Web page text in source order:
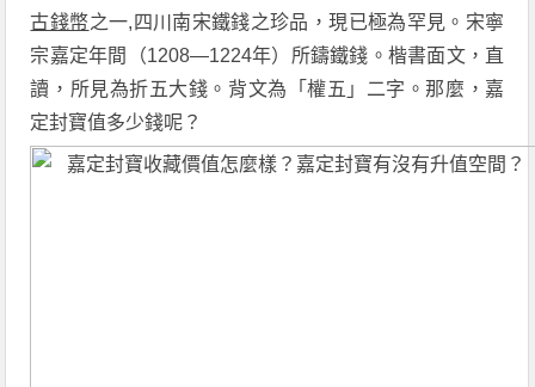
古錢幣之一,四川南宋鐵錢之珍品，現已極為罕見。宋寧
宗嘉定年間（1208—1224年）所鑄鐵錢。楷書面文，直
讀，所見為折五大錢。背文為「權五」二字。那麼，嘉
定封寶值多少錢呢？